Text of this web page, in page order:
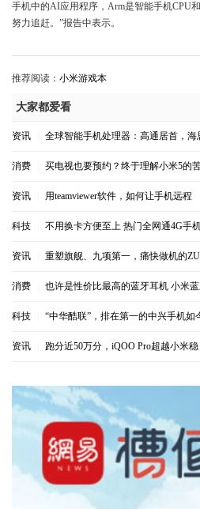
手机中的AI应用程序，Arm是智能手机CPU
努力追赶。”报告中表示。
推荐阅读： 小米游戏本
大家都爱看
资讯 全球智能手机处理器：高通居首，海
消费 买电视也要预约？终于理解小米5的
资讯 用teamviewer软件，如何让手机远程
科技 不用换卡方便至上 热门全网通4G手
资讯 重塑旗舰、九项第一，痛快做机的
消费 也许是性价比最高的蓝牙耳机 小米
科技 “中华酷联”，排在第一的中兴手机如
资讯 跑分近50万分，iQOO Pro超越小米稳